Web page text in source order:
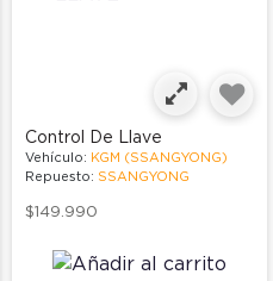
Control De Llave
Vehículo: KGM (SSANGYONG)
Repuesto: SSANGYONG
$149.990